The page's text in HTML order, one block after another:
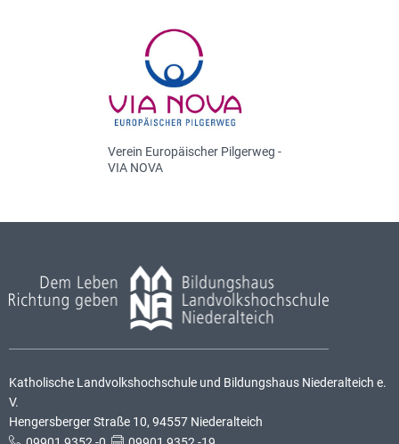
Verein Europäischer Pilgerweg -
VIA NOVA
Katholische Landvolkshochschule und Bildungshaus Niederalteich e.
V.
Hengersberger Straße 10, 94557 Niederalteich